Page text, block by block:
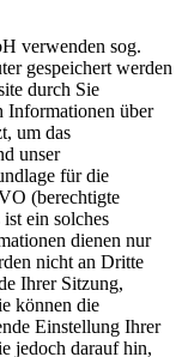
verwenden sog.
gespeichert werden
durch Sie
Informationen über
um das
unser
für die
(berechtigte
ein solches
dienen nur
nicht an Dritte
Ihrer Sitzung,
können die
Einstellung Ihrer
jedoch darauf hin,